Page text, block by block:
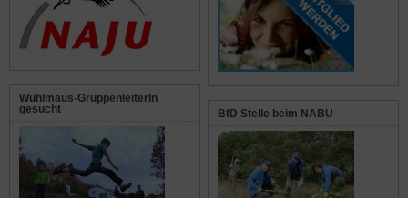
BfD Stelle beim NABU
Wühlmaus-GruppenleiterIn
gesucht